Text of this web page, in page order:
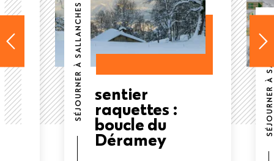
SÉJOURNER À SALLANCHES sentier
raquettes :
boucle du
Déramey
SÉJOURNER À SALLANCHES